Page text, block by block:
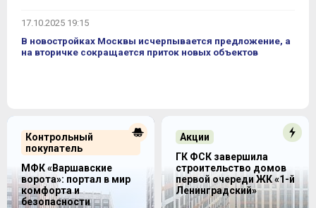
17.10.2025 19:15
В новостройках Москвы исчерпывается предложение, а
на вторичке сокращается приток новых объектов
Контрольный
покупатель
МФК «Варшавские
ворота»: портал в мир
комфорта и
безопасности
Акции
ГК ФСК завершила
строительство домов
первой очереди ЖК «1-й
Ленинградский»